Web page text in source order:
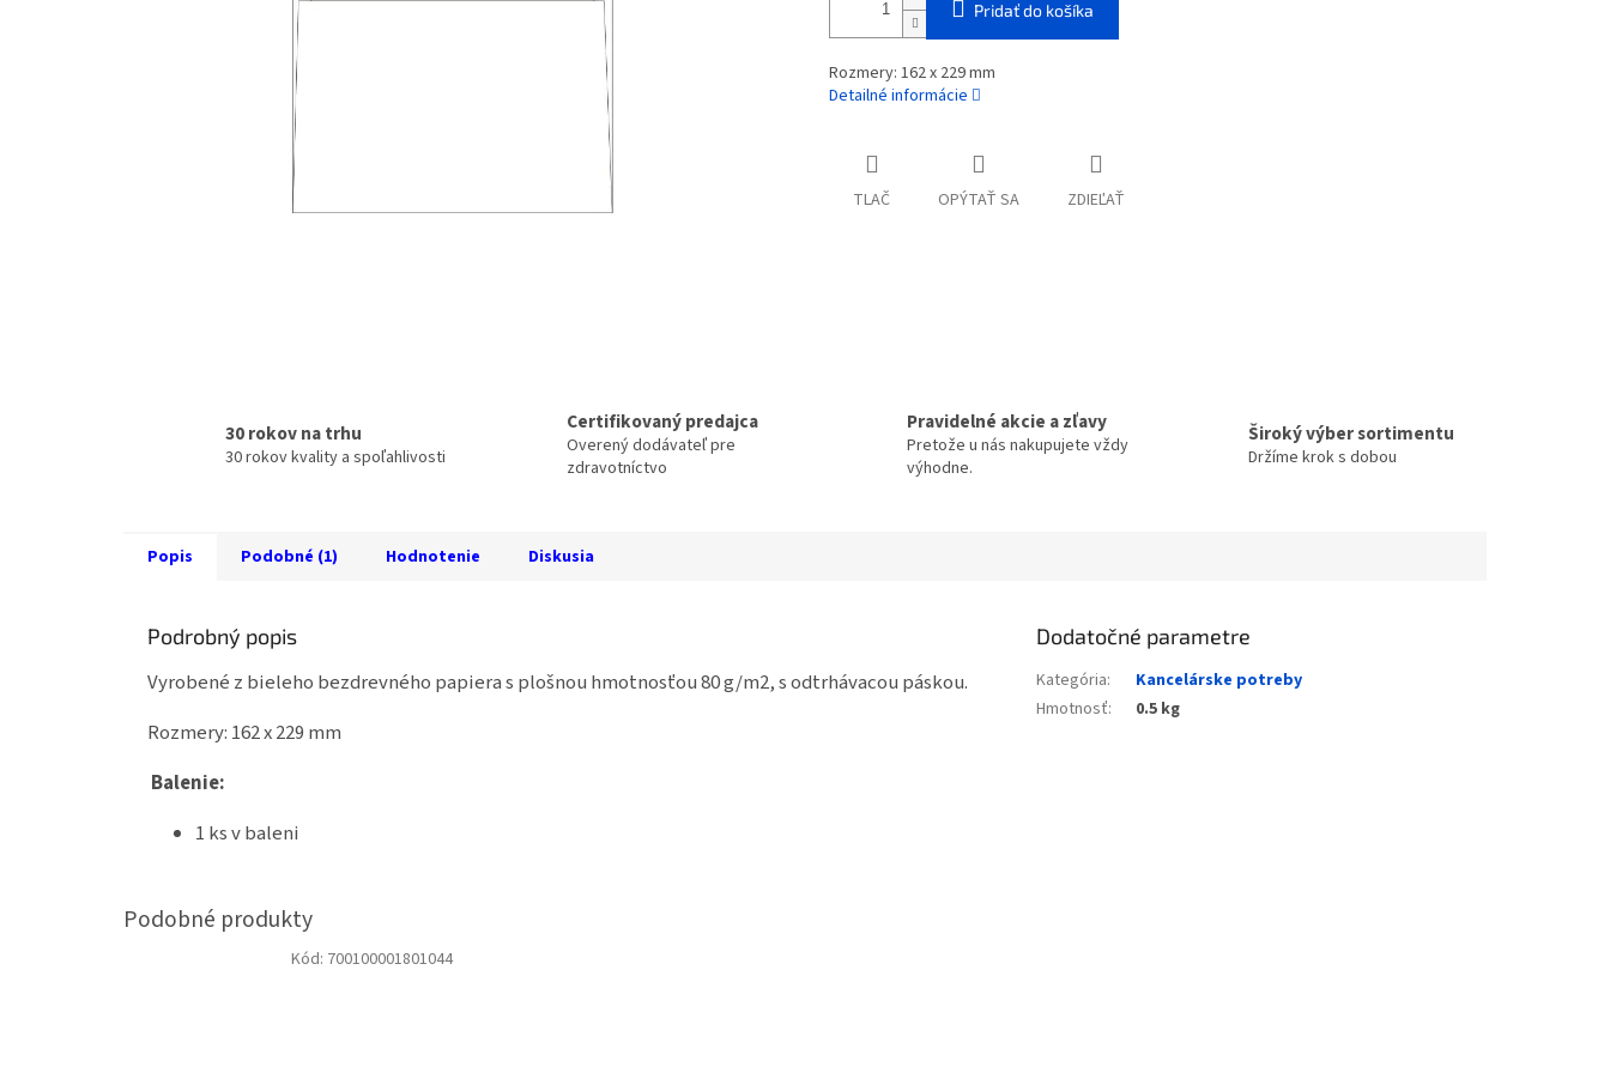
Pridať do košíka
Rozmery: 162 x 229 mm
Detailné informácie
TLAČ OPÝTAŤ SA ZDIEĽAŤ
30 rokov na trhu
30 rokov kvality a spoľahlivosti
Certifikovaný predajca
Overený dodávateľ pre
zdravotníctvo
Pravidelné akcie a zľavy
Pretože u nás nakupujete vždy
výhodne.
Široký výber sortimentu
Držíme krok s dobou
Popis Podobné (1) Hodnotenie Diskusia
Podrobný popis
Vyrobené z bieleho bezdrevného papiera s plošnou hmotnosťou 80 g/m2, s odtrhávacou páskou.
Rozmery: 162 x 229 mm
Balenie:
1 ks v baleni
Dodatočné parametre
Kategória:
Kancelárske potreby
Hmotnosť: 0.5 kg
Kód: 700100001801044